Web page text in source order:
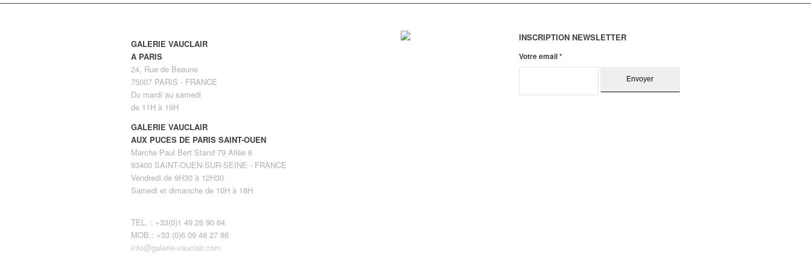
GALERIE VAUCLAIR
A PARIS
24, Rue de Beaune
75007 PARIS - FRANCE
Du mardi au samedi
de 11H à 19H
GALERIE VAUCLAIR
AUX PUCES DE PARIS SAINT-OUEN
Marche Paul Bert Stand 79 Allée 6
93400 SAINT-OUEN-SUR-SEINE - FRANCE
Vendredi de 9H30 à 12H30
Samedi et dimanche de 10H à 18H
TEL. : +33(0)1 49 26 90 64
MOB.: +33 (0)6 09 48 27 86
info@galerie-vauclair.com
INSCRIPTION NEWSLETTER
Votre email*